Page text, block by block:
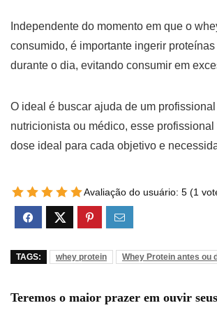
Independente do momento em que o
consumido, é importante ingerir
durante o dia, evitando consumir em
O ideal é buscar ajuda de um
nutricionista ou médico, esse
dose ideal para cada objetivo e
Avaliação do usuário: 5 (1
TAGS: whey protein Whey Protein antes ou
Teremos o maior prazer em ouvir